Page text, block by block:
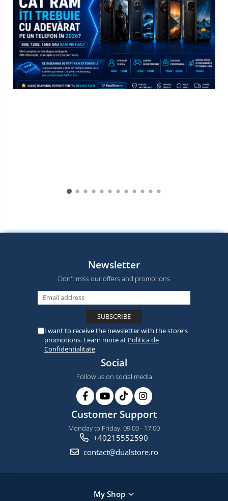
Newsletter
Don't miss our offers and promotions
I want to receive the newsletter with the store's
promotions. Learn more at Politica de
Confidentialitate
Social
Follow us on social media
Customer Support
Monday to Friday, 09:00 - 17:00
+40215552590
contact@dualstore.ro
My Shop